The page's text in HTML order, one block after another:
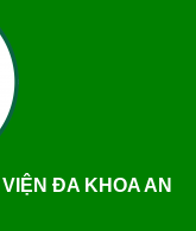
ĐA KHOA AN